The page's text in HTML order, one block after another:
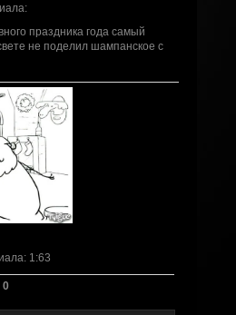
:
праздника года самый
не поделил шампанское с
: 1:63
0